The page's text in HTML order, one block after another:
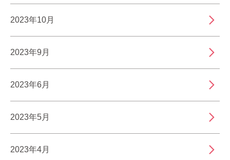
2023年10月
2023年9月
2023年6月
2023年5月
2023年4月